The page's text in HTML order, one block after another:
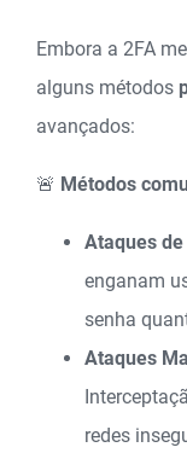
Embora a 2FA
alguns métodos
avançados:
🚨 Métodos
Ataques
enganam
senha
Ataques
redes